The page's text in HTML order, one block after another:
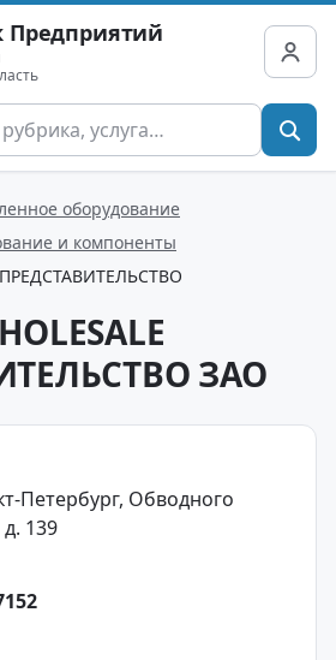
Предприятий
оборудование
и компоненты
ПРЕДСТАВИТЕЛЬСТВО
ЗАО
Петербург, Обводного
139